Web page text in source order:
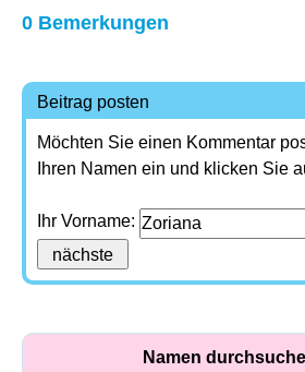
0 Bemerkungen
Beitrag posten
Möchten Sie einen Kommentar
Ihren Namen ein und klicken Sie
Ihr Vorname:
Namen